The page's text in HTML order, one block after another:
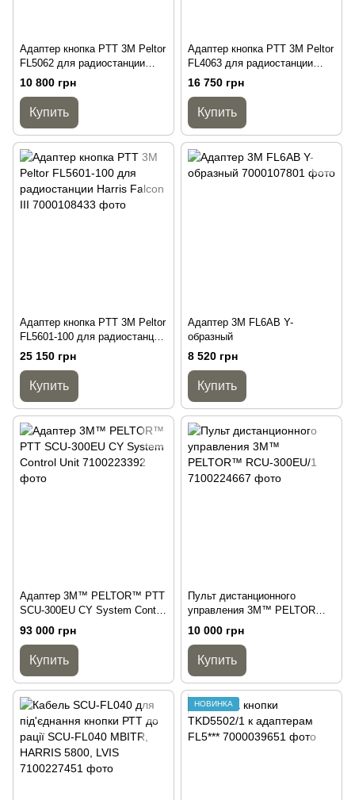
Адаптер кнопка PTT 3M Peltor
FL5062 для радиостанции
Motorola MTP850
10 800 грн
Купить
Адаптер кнопка PTT 3M Peltor
FL4063 для радиостанции
Motorola Mototrbo
16 750 грн
Купить
Адаптер кнопка PTT 3M Peltor
FL5601-100 для радиостанции
Harris Falcon III
25 150 грн
Купить
Адаптер 3M FL6AB Y-
образный
8 520 грн
Купить
Адаптер 3M™ PELTOR™ PTT
SCU-300EU CY System Control
Unit
93 000 грн
Купить
Пульт дистанционного
управления 3M™ PELTOR™
RCU-300EU/1
10 000 грн
Купить
НОВИНКА